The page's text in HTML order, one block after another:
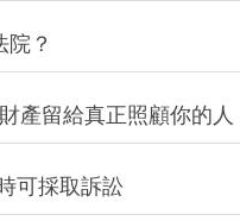
？
產留給真正照顧你的人
可採取訴訟